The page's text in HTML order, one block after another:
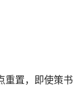
置，即使策